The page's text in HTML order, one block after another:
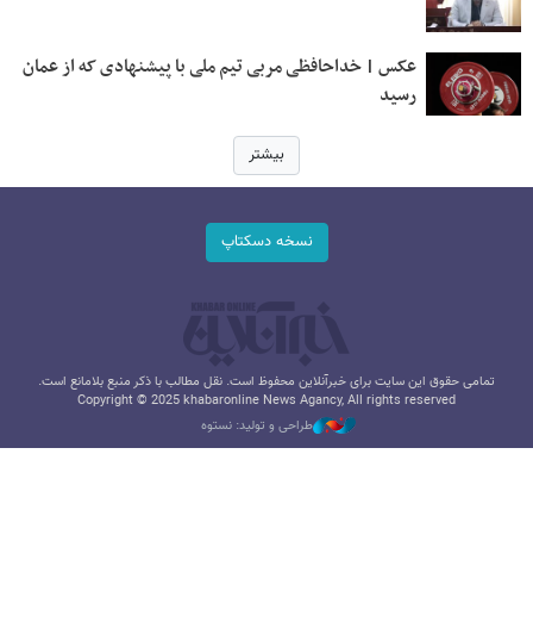
عکس | خداحافظی مربی تیم ملی با پیشنهادی که از عمان
رسید
بیشتر
نسخه دسکتاپ
تمامی حقوق این سایت برای خبرآنلاین محفوظ است. نقل مطالب با ذکر منبع بلامانع است.
Copyright © 2025 khabaronline News Agancy, All rights reserved
طراحی و تولید: نستوه